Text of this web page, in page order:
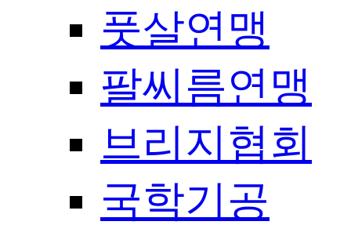
풋살연맹
팔씨름연맹
브리지협회
국학기공